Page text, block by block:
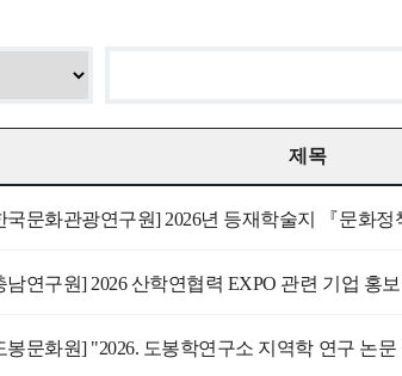
제목
남연구원] 2026 산학연협력 EXPO 관련 기업 홍
봉문화원] "2026. 도봉학연구소 지역학 연구 논